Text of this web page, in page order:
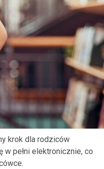
krok dla rodziców
w pełni elektronicznie, co